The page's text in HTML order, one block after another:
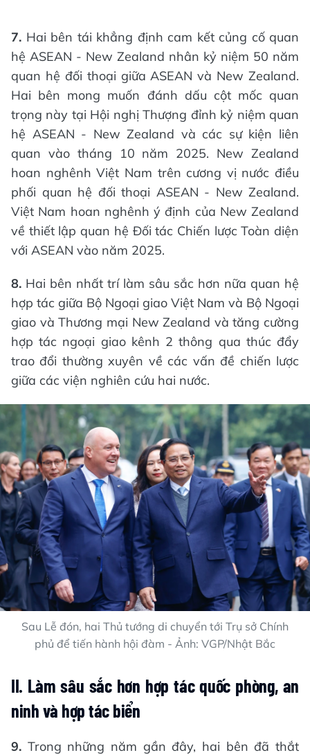
7. Hai bên tái khẳng định cam kết củng cố quan
hệ ASEAN - New Zealand nhân kỷ niệm 50 năm
quan hệ đối thoại giữa ASEAN và New Zealand.
Hai bên mong muốn đánh dấu cột mốc quan
trọng này tại Hội nghị Thượng đỉnh kỷ niệm quan
hệ ASEAN - New Zealand và các sự kiện liên
quan vào tháng 10 năm 2025. New Zealand
hoan nghênh Việt Nam trên cương vị nước điều
phối quan hệ đối thoại ASEAN - New Zealand.
Việt Nam hoan nghênh ý định của New Zealand
về thiết lập quan hệ Đối tác Chiến lược Toàn diện
với ASEAN vào năm 2025.
8. Hai bên nhất trí làm sâu sắc hơn nữa quan hệ
hợp tác giữa Bộ Ngoại giao Việt Nam và Bộ Ngoại
giao và Thương mại New Zealand và tăng cường
hợp tác ngoại giao kênh 2 thông qua thúc đẩy
trao đổi thường xuyên về các vấn đề chiến lược
giữa các viện nghiên cứu hai nước.
Sau Lễ đón, hai Thủ tướng di chuyển tới Trụ sở Chính
phủ để tiến hành hội đàm - Ảnh: VGP/Nhật Bắc
II. Làm sâu sắc hơn hợp tác quốc phòng, an
ninh và hợp tác biển
9. Trong những năm gần đây, hai bên đã thắt